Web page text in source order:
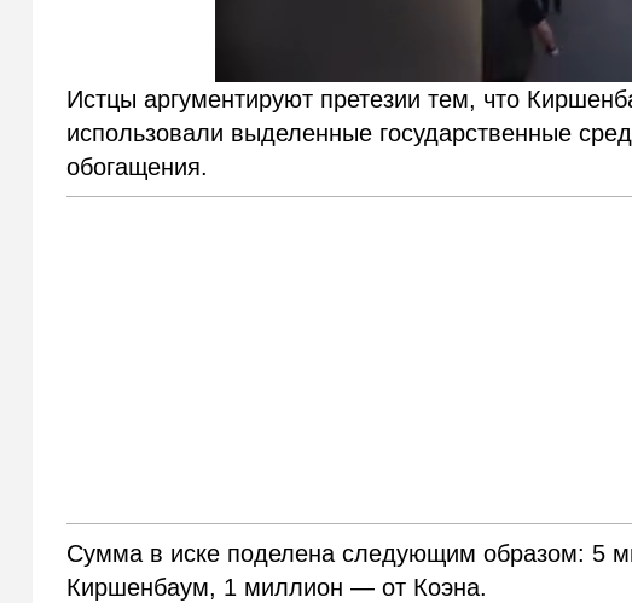
Истцы аргументируют претезии тем, что
использовали выделенные государственные
обогащения.
Сумма в иске поделена следующим образом: 5
Киршенбаум, 1 миллион — от Коэна.